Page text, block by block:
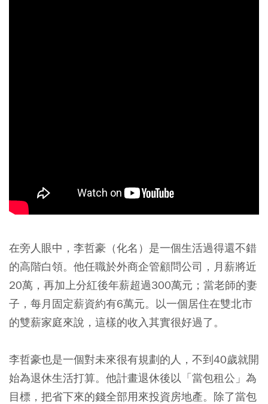
在旁人眼中，李哲豪（化名）是一個生活過得還不錯
的高階白領。他任職於外商企管顧問公司，月薪將近
20萬，再加上分紅後年薪超過300萬元；當老師的妻
子，每月固定薪資約有6萬元。以一個居住在雙北市
的雙薪家庭來說，這樣的收入其實很好過了。
李哲豪也是一個對未來很有規劃的人，不到40歲就開
始為退休生活打算。他計畫退休後以「當包租公」為
目標，把省下來的錢全部用來投資房地產。除了當包